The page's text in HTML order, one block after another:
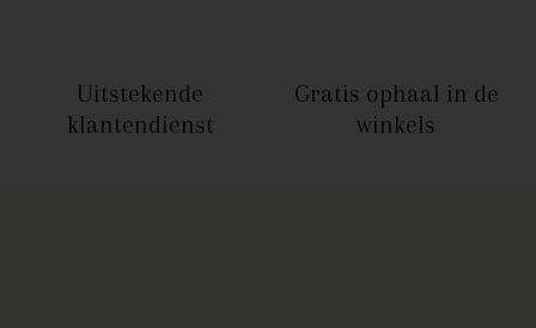
Uitstekende
klantendienst
Gratis ophaal in de
winkels